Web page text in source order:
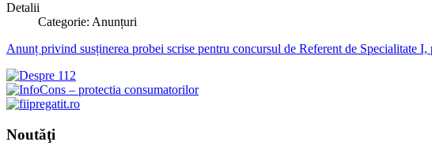
Detalii
Categorie: Anunțuri
Anunț privind susținerea probei scrise pentru concursul de Referent de Specialitate
Noutăţi